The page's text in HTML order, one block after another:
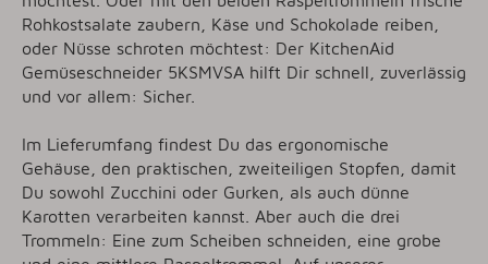
Rohkostsalate zaubern, Käse und Schokolade reiben,
oder Nüsse schroten möchtest: Der KitchenAid
Gemüseschneider 5KSMVSA hilft Dir schnell, zuverlässig
und vor allem: Sicher.
Im Lieferumfang findest Du das ergonomische
Gehäuse, den praktischen, zweiteiligen Stopfen, damit
Du sowohl Zucchini oder Gurken, als auch dünne
Karotten verarbeiten kannst. Aber auch die drei
Trommeln: Eine zum Scheiben schneiden, eine grobe